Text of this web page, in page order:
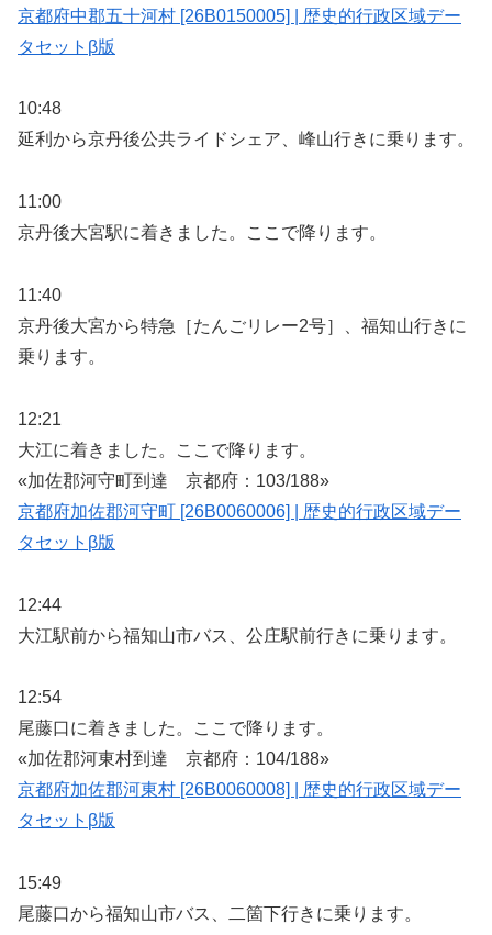
京都府中郡五十河村 [26B0150005] | 歴史的行政区域デー
タセットβ版
10:48
延利から京丹後公共ライドシェア、峰山行きに乗ります。
11:00
京丹後大宮駅に着きました。ここで降ります。
11:40
京丹後大宮から特急［たんごリレー2号］、福知山行きに
乗ります。
12:21
大江に着きました。ここで降ります。
«加佐郡河守町到達 京都府：103/188»
京都府加佐郡河守町 [26B0060006] | 歴史的行政区域デー
タセットβ版
12:44
大江駅前から福知山市バス、公庄駅前行きに乗ります。
12:54
尾藤口に着きました。ここで降ります。
«加佐郡河東村到達 京都府：104/188»
京都府加佐郡河東村 [26B0060008] | 歴史的行政区域デー
タセットβ版
15:49
尾藤口から福知山市バス、二箇下行きに乗ります。